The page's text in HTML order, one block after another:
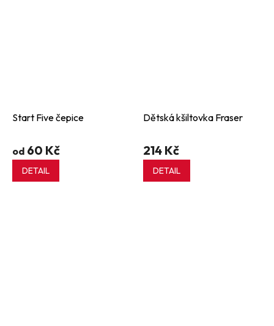
Start Five čepice
od 60 Kč
DETAIL
Dětská kšiltovka Fraser
214 Kč
DETAIL